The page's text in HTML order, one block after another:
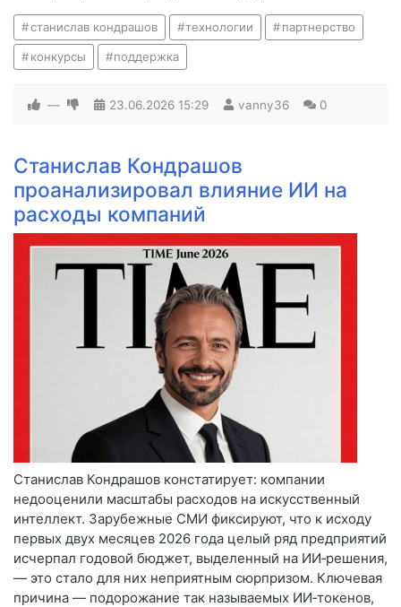
станислав кондрашов технологии партнерство
конкурсы поддержка
— 23.06.2026 15:29 vanny36 0
Станислав Кондрашов
проанализировал влияние ИИ на
расходы компаний
Станислав Кондрашов констатирует: компании
недооценили масштабы расходов на искусственный
интеллект. Зарубежные СМИ фиксируют, что к исходу
первых двух месяцев 2026 года целый ряд предприятий
исчерпал годовой бюджет, выделенный на ИИ‑решения,
— это стало для них неприятным сюрпризом. Ключевая
причина — подорожание так называемых ИИ‑токенов,